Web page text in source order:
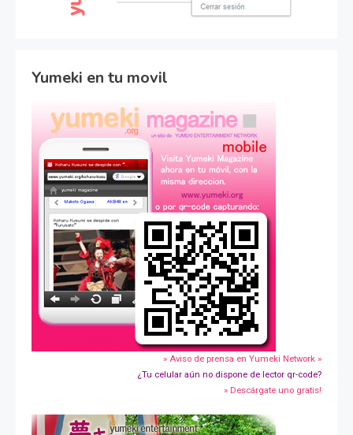
Yumeki en tu movil
» Aviso de prensa en Yumeki Network »
¿Tu celular aún no dispone de lector qr-code?
» Descárgate uno gratis!